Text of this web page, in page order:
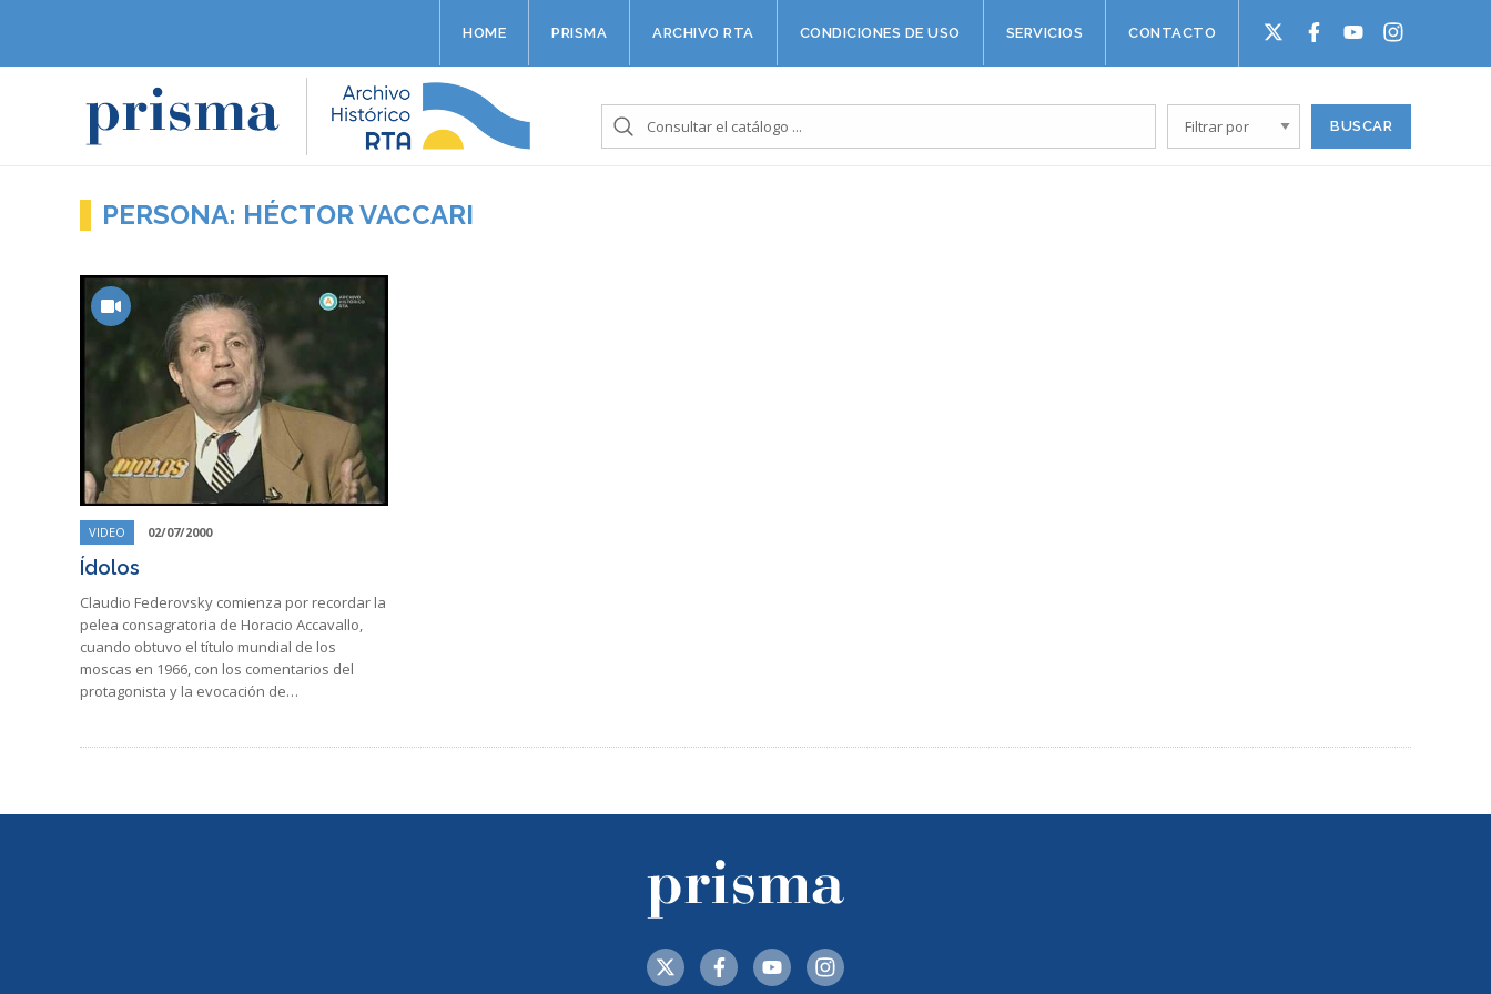
HOME PRISMA ARCHIVO RTA CONDICIONES DE USO SERVICIOS CONTACTO
PERSONA: HÉCTOR VACCARI
VIDEO 02/07/2000
Ídolos
Claudio Federovsky comienza por recordar la
pelea consagratoria de Horacio Accavallo,
cuando obtuvo el título mundial de los
moscas en 1966, con los comentarios del
protagonista y la evocación de…